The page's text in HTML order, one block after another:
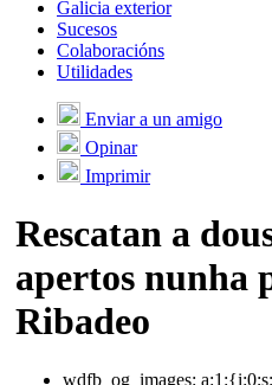
Galicia exterior
Sucesos
Colaboracións
Utilidades
Enviar a un amigo
Opinar
Imprimir
Rescatan a
apertos nunha
Ribadeo
wdfb_og_images: